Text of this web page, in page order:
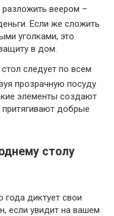
веером –
Если же сложить
уголками, это
в дом.
следует по всем
прозрачную посуду
элементы создают
добрые
столу
диктует свои
если увидит на вашем